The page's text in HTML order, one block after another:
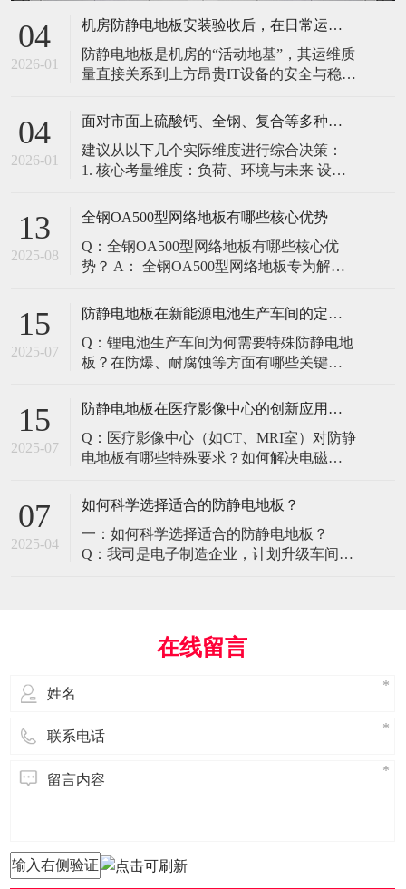
04
2026-01
机房防静电地板安装验收后，在日常运维中常常被忽视。请问，一套规范的、可操作的维护规程应包含哪些内容？有哪些“小问题”若不及时处理，会演变成“大故障”？
防静电地板是机房的“活动地基”，其运维质
量直接关系到上方昂贵IT设备的安全与稳
修，是保障其长期可靠的关键。 1. 建立分
由值班工程师执行）： 观： 巡检时观察地
面有无明显的水渍、油污或其它液体泼
04
2026-01
面对市面上硫酸钙、全钢、复合等多种类型的机房防静电地板，我们该如何科学选型？除了预算，更应该从哪些实际维度进行考量，以避免“过度配置”或“配置不足”？
建议从以下几个实际维度进行综合决策：
1. 核心考量维度：负荷、环境与未来 设备
您必须计算机房规划区域内最重设备的单
点载荷（通常指服务器机柜的支脚压
力）。 轻型机房（标准服务器/网络柜）：
单点载荷通常在1960N，主流的优质复合地
13
2025-08
全钢OA500型网络地板有哪些核心优势
Q：全钢OA500型网络地板有哪些核心优
势？ A： 全钢OA500型网络地板专为解决
以下核心优势： 高强度结构：采用优质冷
轧钢板拉伸焊接成型，表面磷化后静电喷
塑，防锈耐磨，承重性能优异。 便捷布
线：配套活动线槽板设计，可轻松掀起盖
15
2025-07
防静电地板在新能源电池生产车间的定制化解决方案
Q：锂电池生产车间为何需要特殊防静电地
板？在防爆、耐腐蚀等方面有哪些关键技
环境并存的特殊场景，需要全方位防护方
境要求 • 防爆等级：Ex IIB T4（ATEX认
证） • 静电泄放速度：<0.
15
2025-07
防静电地板在医疗影像中心的创新应用方案
Q：医疗影像中心（如CT、MRI室）对防静
电地板有哪些特殊要求？如何解决电磁干
环境特殊性对防静电地板提出了前所未有
疗影像环境的特殊需求 电磁兼容性要求 •
MRI室需完全无磁：磁化率<0.001（
07
2025-04
如何科学选择适合的防静电地板？
一：如何科学选择适合的防静电地板？
Q：我司是电子制造企业，计划升级车间地
用场景、技术指标及长期维护成本综合考
量。作为深耕行业多年的广东立品地板科
在线留言